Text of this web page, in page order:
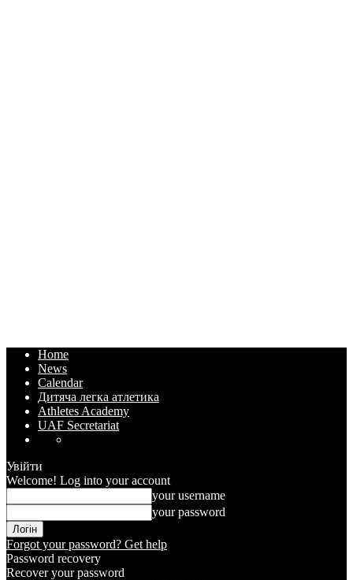
Home
News
Calendar
Дитяча легка атлетика
Athletes Academy
UAF Secretariat
Увійти
Welcome! Log into your account
your username
your password
Forgot your password? Get help
Password recovery
Recover your password